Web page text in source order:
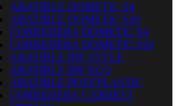
ABATIBLE DOMETIC S4
ABATIBLE DOMETIC S10
CORREDERA DOMETIC S4
CORREDERA DOMETIC S10
ABATIBLE RW STYLE
ABATIBLE RW ECO
ABATIBLE POLYPLASTIC
CORREDERA CARBEST